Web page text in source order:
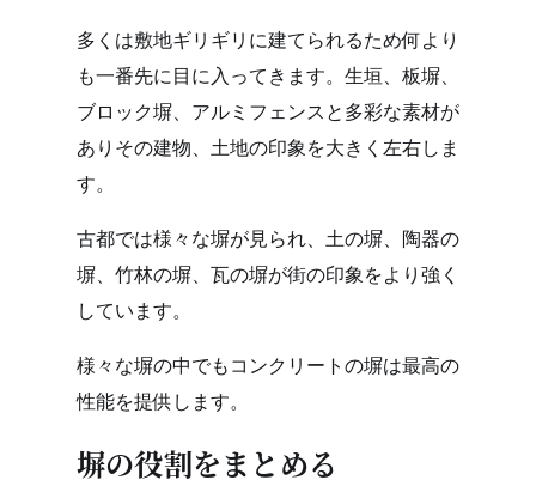
多くは敷地ギリギリに建てられるため何より
も一番先に目に入ってきます。生垣、板塀、
ブロック塀、アルミフェンスと多彩な素材が
ありその建物、土地の印象を大きく左右しま
す。
古都では様々な塀が見られ、土の塀、陶器の
塀、竹林の塀、瓦の塀が街の印象をより強く
しています。
様々な塀の中でもコンクリートの塀は最高の
性能を提供します。
塀の役割をまとめる